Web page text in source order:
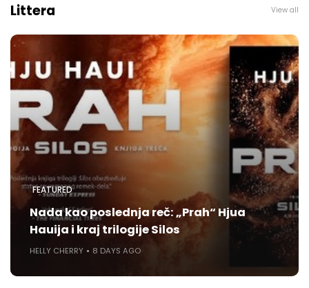
Littera View all
FEATURED
Nada kao poslednja reč: „Prah“ Hjua
Hauija i kraj trilogije Silos
HELLY CHERRY 8 DAYS AGO